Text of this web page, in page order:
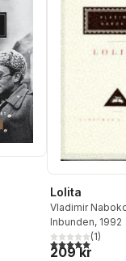
Lolita
Vladimir
Inbunden, 1992
5,0utav 5(1)
209 kr